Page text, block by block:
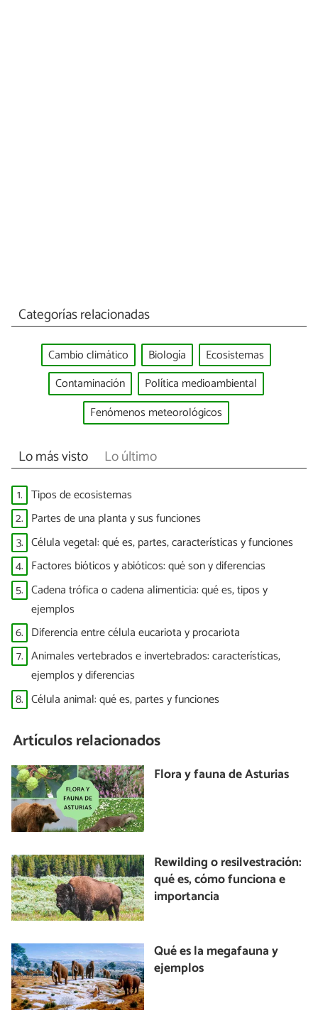
Categorías relacionadas
Cambio climático Biología
Ecosistemas
Contaminación
Política medioambiental
Fenómenos meteorológicos
Lo más visto Lo último
1. Tipos de ecosistemas
2. Partes de una planta y sus funciones
3. Célula vegetal: qué es, partes, características y funciones
4. Factores bióticos y abióticos: qué son y diferencias
5. Cadena trófica o cadena alimenticia: qué es, tipos y
ejemplos
6. Diferencia entre célula eucariota y procariota
7. Animales vertebrados e invertebrados: características,
ejemplos y diferencias
8. Célula animal: qué es, partes y funciones
Artículos relacionados
Flora y fauna de Asturias
Rewilding o resilvestración:
qué es, cómo funciona e
importancia
Qué es la megafauna y
ejemplos